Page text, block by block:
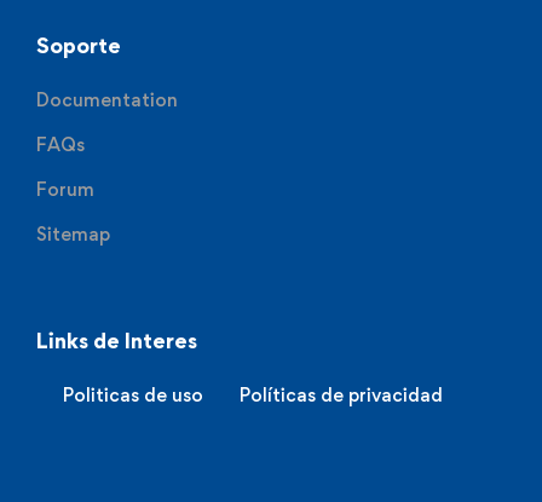
Soporte
Documentation
FAQs
Forum
Sitemap
Links de Interes
Politicas de uso Políticas de privacidad